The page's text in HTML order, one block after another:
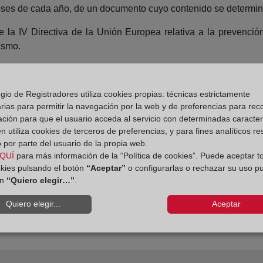
de cada año, de un documento cuyo contenido se
la IV Directiva de la Unión Europea relativa a la
mediante la modificación de la Ley 10/2010, que
físicas profesionales” que presten servicios a
tras su modificación el pasado mes de septiembre,
de Justicia y quedará establecido dentro del Registro
presentar una declaración de realizar estas actividades.
de Registradores utiliza cookies propias: técnicas estrictamente
para permitir la navegación por la web y de preferencias para
para que el usuario acceda al servicio con determinadas
utiliza cookies de terceros de preferencias, y para fines analíticos
por parte del usuario de la propia web.
para más información de la “Política de cookies”. Puede aceptar
pulsando el botón “Aceptar” o configurarlas o rechazar su uso
“Quiero elegir…”
Quiero elegir... Aceptar